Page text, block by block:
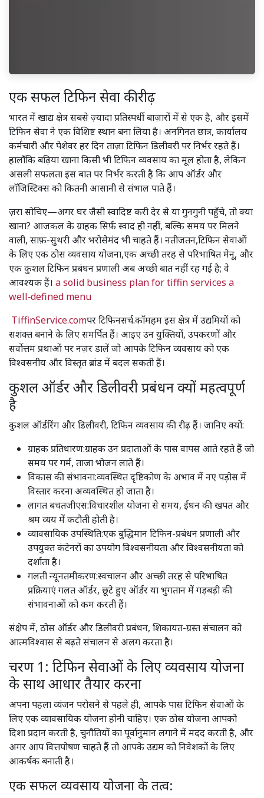
एक सफल टिफिन सेवा की रीढ़
भारत में खाद्य क्षेत्र सबसे ज़्यादा प्रतिस्पर्धी बाज़ारों में से एक है, और इसमें
टिफिन सेवा ने एक विशिष्ट स्थान बना लिया है। अनगिनत छात्र, कार्यालय
कर्मचारी और पेशेवर हर दिन ताज़ा टिफिन डिलीवरी पर निर्भर रहते हैं।
हालाँकि बढ़िया खाना किसी भी टिफिन व्यवसाय का मूल होता है, लेकिन
असली सफलता इस बात पर निर्भर करती है कि आप ऑर्डर और
लॉजिस्टिक्स को कितनी आसानी से संभाल पाते हैं।
ज़रा सोचिए—अगर घर जैसी स्वादिष्ट करी देर से या गुनगुनी पहुँचे, तो क्या
खाना? आजकल के ग्राहक सिर्फ़ स्वाद ही नहीं, बल्कि समय पर मिलने
वाली, साफ़-सुथरी और भरोसेमंद भी चाहते हैं। नतीजतन,टिफिन सेवाओं
के लिए एक ठोस व्यवसाय योजना,एक अच्छी तरह से परिभाषित मेनू, और
एक कुशल टिफिन प्रबंधन प्रणाली अब अच्छी बात नहीं रह गई है; वे
आवश्यक हैं। ​ a solid business plan for tiffin services a
well‑defined menu
TiffinService.comपर टिफिनसर्च.कॉमहम इस क्षेत्र में उद्यमियों को
सशक्त बनाने के लिए समर्पित हैं। आइए उन युक्तियों, उपकरणों और
सर्वोत्तम प्रथाओं पर नज़र डालें जो आपके टिफिन व्यवसाय को एक
विश्वसनीय और विस्तृत ब्रांड में बदल सकती हैं।
कुशल ऑर्डर और डिलीवरी प्रबंधन क्यों महत्वपूर्ण
है
कुशल ऑर्डरिंग और डिलीवरी, टिफिन व्यवसाय की रीढ़ हैं। जानिए क्यों:
ग्राहक प्रतिधारण:ग्राहक उन प्रदाताओं के पास वापस आते रहते हैं जो
समय पर गर्म, ताजा भोजन लाते हैं।
विकास की संभावना:व्यवस्थित दृष्टिकोण के अभाव में नए पड़ोस में
विस्तार करना अव्यवस्थित हो जाता है।
लागत बचतजीएस:विचारशील योजना से समय, ईंधन की खपत और
श्रम व्यय में कटौती होती है।
व्यावसायिक उपस्थिति:एक बुद्धिमान टिफिन-प्रबंधन प्रणाली और
उपयुक्त कंटेनरों का उपयोग विश्वसनीयता और विश्वसनीयता को
दर्शाता है।
गलती न्यूनतमीकरण:स्वचालन और अच्छी तरह से परिभाषित
प्रक्रियाएं गलत ऑर्डर, छूटे हुए ऑर्डर या भुगतान में गड़बड़ी की
संभावनाओं को कम करती हैं।
संक्षेप में, ठोस ऑर्डर और डिलीवरी प्रबंधन, शिकायत-ग्रस्त संचालन को
आत्मविश्वास से बढ़ते संचालन से अलग करता है।
चरण 1: टिफिन सेवाओं के लिए व्यवसाय योजना
के साथ आधार तैयार करना
अपना पहला व्यंजन परोसने से पहले ही, आपके पास टिफिन सेवाओं के
लिए एक व्यावसायिक योजना होनी चाहिए। एक ठोस योजना आपको
दिशा प्रदान करती है, चुनौतियों का पूर्वानुमान लगाने में मदद करती है, और
अगर आप वित्तपोषण चाहते हैं तो आपके उद्यम को निवेशकों के लिए
आकर्षक बनाती है।
एक सफल व्यवसाय योजना के तत्व: